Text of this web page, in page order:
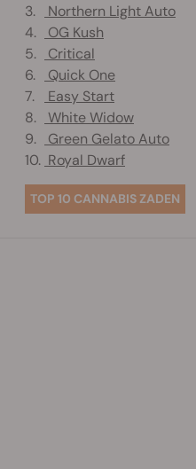
3.
Northern Light Auto
4.
OG Kush
5.
Critical
6.
Quick One
7.
Easy Start
8.
White Widow
9.
Green Gelato Auto
10. Royal Dwarf
TOP 10 CANNABIS ZADEN